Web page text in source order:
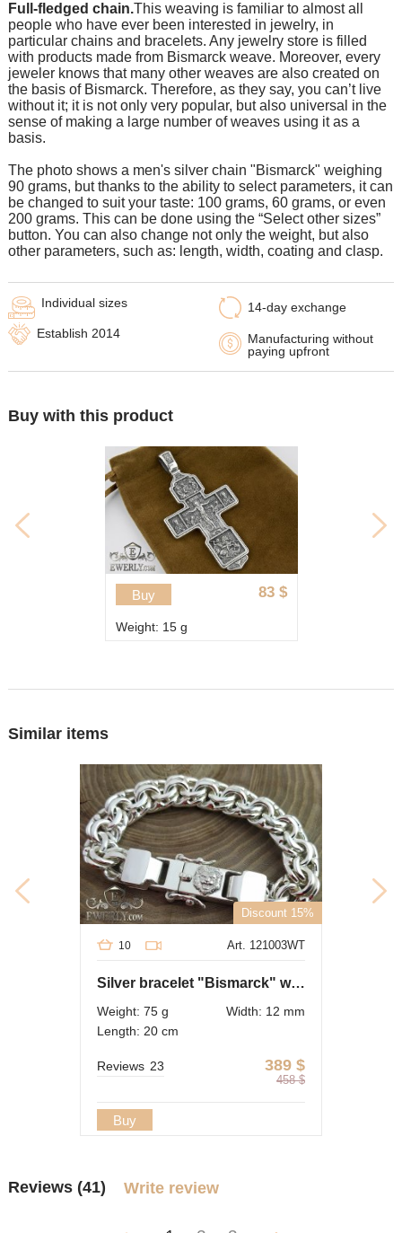
Full-fledged chain.This weaving is familiar to almost all
people who have ever been interested in jewelry, in
particular chains and bracelets. Any jewelry store is filled
with products made from Bismarck weave. Moreover, every
jeweler knows that many other weaves are also created on
the basis of Bismarck. Therefore, as they say, you can’t live
without it; it is not only very popular, but also universal in the
sense of making a large number of weaves using it as a
basis.
The photo shows a men's silver chain "Bismarck" weighing
90 grams, but thanks to the ability to select parameters, it can
be changed to suit your taste: 100 grams, 60 grams, or even
200 grams. This can be done using the “Select other sizes”
button. You can also change not only the weight, but also
other parameters, such as: length, width, coating and clasp.
14-day exchange
Manufacturing without
paying upfront
Individual sizes
Establish 2014
Buy with this product
83 $
Buy
Weight: 15 g
Similar items
Discount 15%
Art. 121003WT
10
Silver bracelet "Bismarck" with the image of a lion
Weight: 75 g
Width: 12 mm
Length: 20 cm
389 $
458 $
Reviews 23
Buy
Reviews (41) Write review